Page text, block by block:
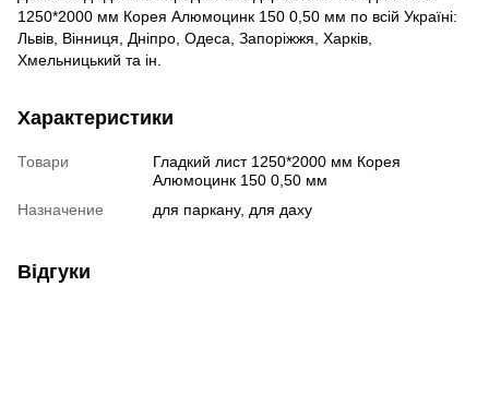
1250*2000 мм Корея Алюмоцинк 150 0,50 мм по всій Україні:
Львів, Вінниця, Дніпро, Одеса, Запоріжжя, Харків,
Хмельницький та ін.
Характеристики
Товари
Гладкий лист 1250*2000 мм Корея
Алюмоцинк 150 0,50 мм
Назначение
для паркану, для даху
Відгуки